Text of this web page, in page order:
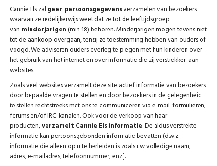
Cannie Els zal geen persoonsgegevensverzamelen van bezoekers
waarvan ze redelijkerwijs weet dat ze tot de leeftijdsgroep
van minderjarigen(min 18) behoren. Minderjarigen mogen tevens niet
tot de aankoop overgaan, tenzij ze toestemming hebben van ouders of
voogd. We adviseren ouders overleg te plegen met hun kinderen over
het gebruik van het internet en over informatie die zij verstrekken aan
websites.
Zoals veel websites verzamelt deze site actief informatie van bezoekers
door bepaalde vragen te stellen en door bezoekers in de gelegenheid
te stellen rechtstreeks met ons te communiceren via e-mail, formulieren,
forums en/of IRC-kanalen. Ook voor de verkoop van haar
producten,verzamelt Cannie Els informatie. De aldus verstrekte
informatie kan persoonsgebonden informatie bevatten (d.w.z.
informatie die alleen op u te herleiden is zoals uw volledige naam,
adres, e-mailadres, telefoonnummer, enz.).